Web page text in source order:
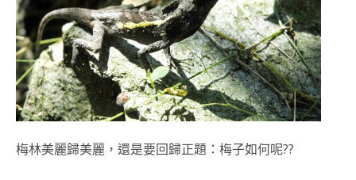
梅林美麗歸美麗，還是要回歸正題：梅子如何呢??